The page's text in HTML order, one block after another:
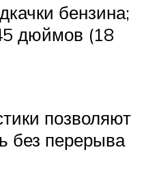
бензина;
дюймов (18
позволяют
без перерыва